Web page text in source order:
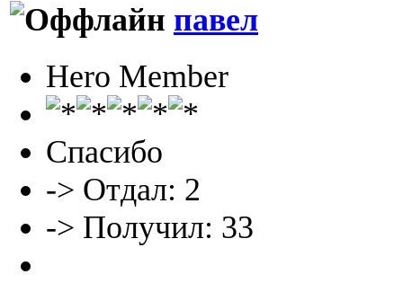
павел
Hero Member
Спасибо
-> Отдал: 2
-> Получил: 33